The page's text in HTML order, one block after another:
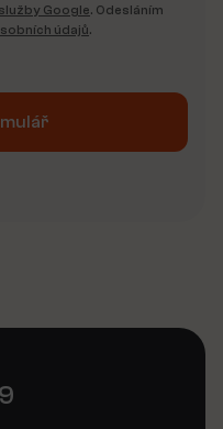
Google. Odesláním
údajů.